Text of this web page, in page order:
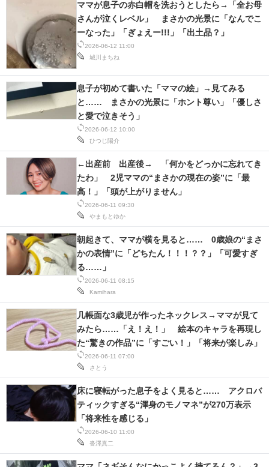
2026-06-12 11:00
城川まちね
ママが息子の赤白帽を洗おうとしたら→「全お母
さんが泣くレベル」 まさかの光景に「なんでこ
ーなった」「ぎょえー!!!」「出土品？」
2026-06-12 10:00
ひつじ陽介
息子が初めて書いた「ママの絵」→見てみる
と…… まさかの光景に「ホント尊い」「優しさ
と愛で泣きそう」
2026-06-11 09:30
やまもとゆか
←出産前 出産後→ 「何かをどっかに忘れてき
たわ」 2児ママの“まさかの現在の姿”に「最
高！」「頭が上がりません」
2026-06-11 08:15
Kamihara
朝起きて、ママが横を見ると…… 0歳娘の“まさ
かの表情”に「どちたん！！！？？」「可愛すぎ
る……」
2026-06-11 07:00
さとう
几帳面な3歳児が作ったネックレス→ママが見て
みたら……「え！え！」 絵本のキャラを再現し
た“驚きの作品”に「すごい！」「将来が楽しみ」
2026-06-10 11:00
沓澤真二
床に寝転がった息子をよく見ると…… アクロバ
ティックすぎる“渾身のモノマネ”が270万表示
「将来性を感じる」